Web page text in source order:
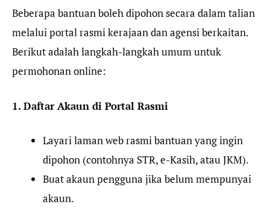
Beberapa bantuan boleh dipohon secara dalam talian
melalui portal rasmi kerajaan dan agensi berkaitan.
Berikut adalah langkah-langkah umum untuk
permohonan online:
1. Daftar Akaun di Portal Rasmi
Layari laman web rasmi bantuan yang ingin
dipohon (contohnya STR, e-Kasih, atau JKM).
Buat akaun pengguna jika belum mempunyai
akaun.